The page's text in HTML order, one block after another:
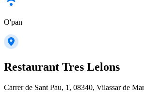
O'pan
Restaurant Tres Lelons
Carrer de Sant Pau, 1, 08340, Vilassar de